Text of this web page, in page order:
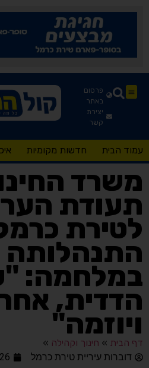
פרסום
באתר
יצירת
קשר
עמוד הבית חדשות מקומיות
משרד
תעודת
לטירת
התנהלותה
במלחמה:
הדדית,
ויוזמה"
דף הבית » חינוך וקהילה »
דוברות עיריית טירת כרמל